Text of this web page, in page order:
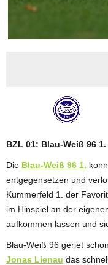
BZL 01: Blau-Weiß 96
Die Blau-Weiß 96 1.
entgegensetzen und
Kummerfeld 1. der
im Hinspiel an der
aufkommen lassen und
Blau-Weiß 96 geriet
Jonas Lienau das